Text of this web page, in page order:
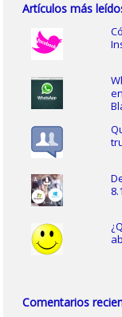
Artículos más
Comentarios